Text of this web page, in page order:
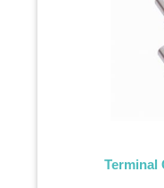
Terminal